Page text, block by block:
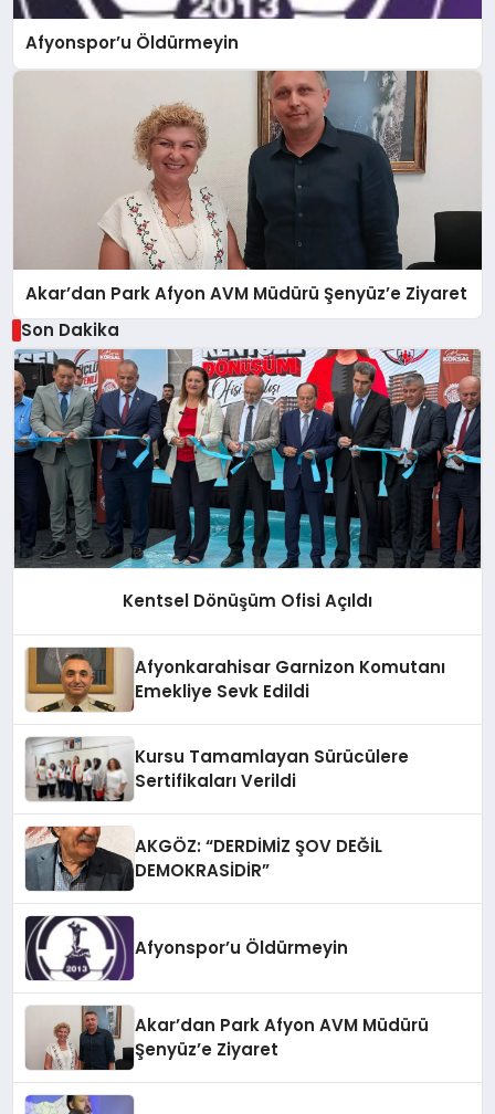
Afyonspor’u Öldürmeyin
Akar’dan Park Afyon AVM Müdürü Şenyüz’e Ziyaret
Son Dakika
Kentsel Dönüşüm Ofisi Açıldı
Afyonkarahisar Garnizon Komutanı
Emekliye Sevk Edildi
Kursu Tamamlayan Sürücülere
Sertifikaları Verildi
AKGÖZ: “DERDİMİZ ŞOV DEĞİL
DEMOKRASİDİR”
Afyonspor’u Öldürmeyin
Akar’dan Park Afyon AVM Müdürü
Şenyüz’e Ziyaret